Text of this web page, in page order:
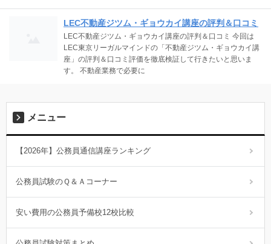
LEC不動産ジツム・ギョウカイ講座の評判＆口コミ
LEC不動産ジツム・ギョウカイ講座の評判＆口コミ 今回は
LEC東京リーガルマインドの「不動産ジツム・ギョウカイ講
座」の評判＆口コミ評価を徹底検証して行きたいと思いま
す。 不動産業務で必要に
メニュー
【2026年】公務員通信講座ランキング
公務員試験のＱ＆Ａコーナー
安い費用の公務員予備校12校比較